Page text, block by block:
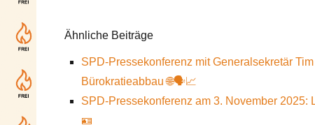
Ähnliche Beiträge
SPD-Pressekonferenz mit Generalsekretär
Bürokratieabbau 🌐🗣️📈
SPD-Pressekonferenz am 3. November 2025:
🪪